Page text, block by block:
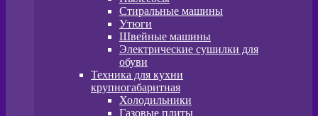
Стиральные машины
Утюги
Швейные машины
Электрические сушилки для
обуви
Техника для кухни
крупногабаритная
Холодильники
Газовые плиты